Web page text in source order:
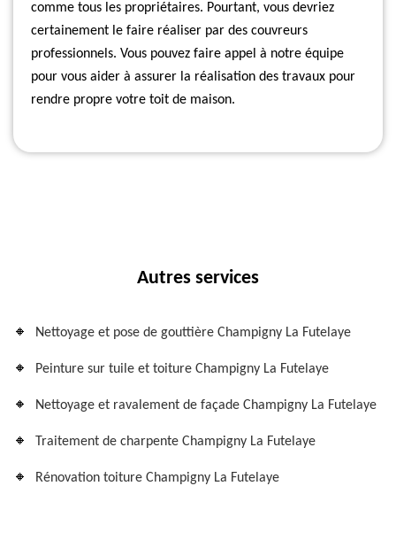
comme tous les propriétaires. Pourtant, vous devriez
certainement le faire réaliser par des couvreurs
professionnels. Vous pouvez faire appel à notre équipe
pour vous aider à assurer la réalisation des travaux pour
rendre propre votre toit de maison.
Autres services
Nettoyage et pose de gouttière Champigny La Futelaye
Peinture sur tuile et toiture Champigny La Futelaye
Nettoyage et ravalement de façade Champigny La Futelaye
Traitement de charpente Champigny La Futelaye
Rénovation toiture Champigny La Futelaye